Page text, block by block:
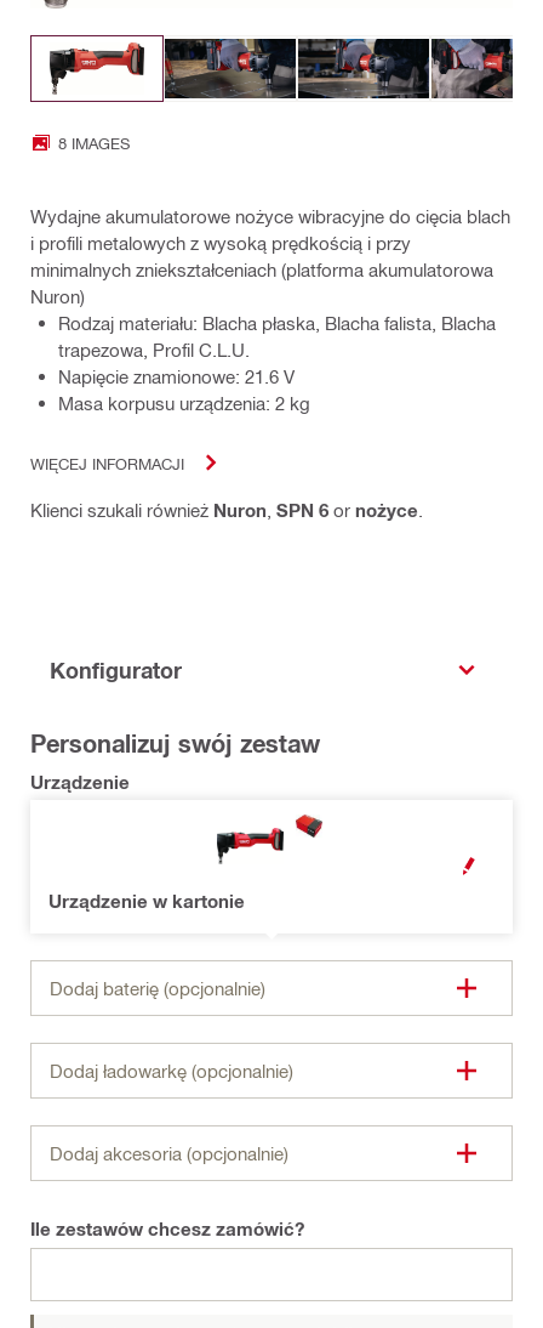
8 IMAGES
Wydajne akumulatorowe nożyce wibracyjne do cięcia blach
i profili metalowych z wysoką prędkością i przy
minimalnych zniekształceniach (platforma akumulatorowa
Nuron)
Rodzaj materiału: Blacha płaska, Blacha falista, Blacha
trapezowa, Profil C.L.U.
Napięcie znamionowe: 21.6 V
Masa korpusu urządzenia: 2 kg
WIĘCEJ INFORMACJI
Klienci szukali również Nuron SPN 6 or nożyce
Konfigurator
Personalizuj swój zestaw
Urządzenie
Urządzenie w kartonie
OPEN MODAL
Dodaj baterię (opcjonalnie)
Dodaj ładowarkę (opcjonalnie)
Dodaj akcesoria (opcjonalnie)
Ile zestawów chcesz zamówić?